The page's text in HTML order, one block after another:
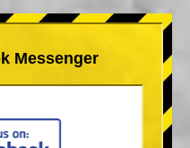
Messenger